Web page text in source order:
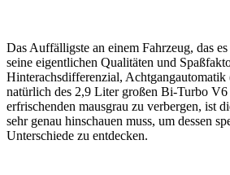
Das Auffälligste an einem Fahrzeug, das
seine eigentlichen Qualitäten und
Hinterachsdifferenzial,
natürlich des 2,9 Liter großen Bi-Turbo
erfrischenden mausgrau zu verbergen, ist
sehr genau hinschauen muss, um dessen
Unterschiede zu entdecken.